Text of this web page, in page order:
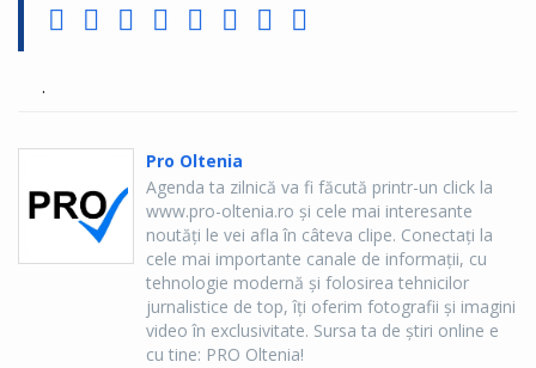
.
Pro Oltenia
Agenda ta zilnică va fi făcută printr-un click la
www.pro-oltenia.ro şi cele mai interesante
noutăţi le vei afla în câteva clipe. Conectaţi la
cele mai importante canale de informaţii, cu
tehnologie modernă şi folosirea tehnicilor
jurnalistice de top, îţi oferim fotografii şi imagini
video în exclusivitate. Sursa ta de ştiri online e
cu tine: PRO Oltenia!